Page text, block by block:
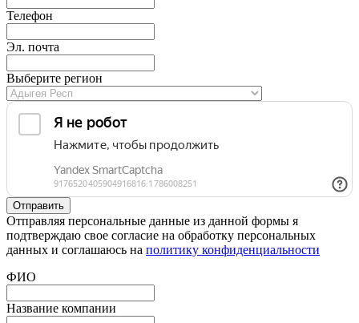
Телефон
Эл. почта
Выберите регион
Отправляя персональные данные из данной формы я
подтверждаю свое согласие на обработку персональных
данных и соглашаюсь на политику конфиденциальности
ФИО
Название компании